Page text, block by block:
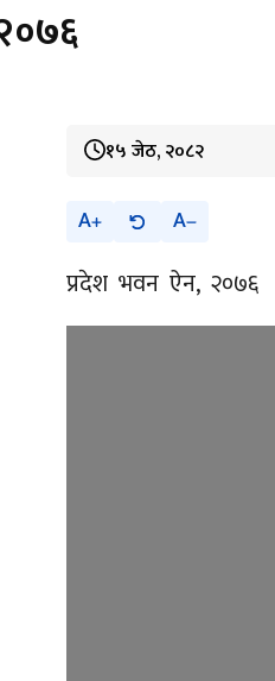
१५ जेठ, २०८२
A A
प्रदेश भवन ऐन, २०७६